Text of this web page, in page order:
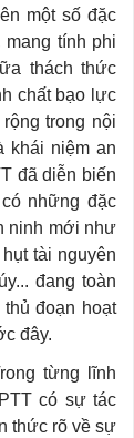
một số đặc
mang tính phi
thách thức
chất bạo lực
trong nội
khái niệm an
đã diễn biến
những đặc
ninh mới như
tài nguyên
đang toàn
đoạn hoạt
đây.
từng lĩnh
có sự tác
thức rõ về sự